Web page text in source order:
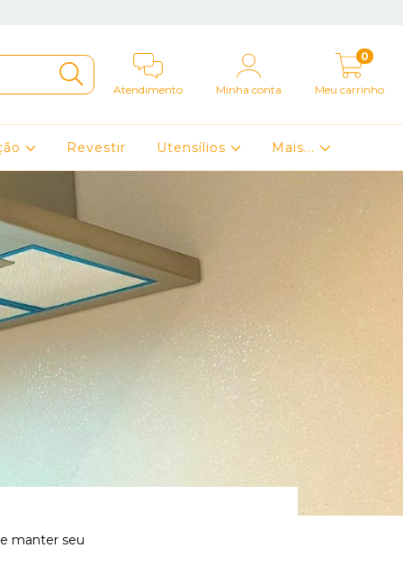
Atendimento Minha conta Meu carrinho
0
Revestir Utensílios Mais...
manter seu